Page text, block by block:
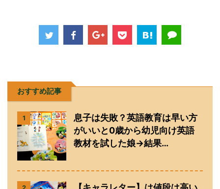
おすすめ記事
1
息子は失敗？英語教育は早い方
がいいと0歳から幼児向け英語
教材を試した娘→結果…